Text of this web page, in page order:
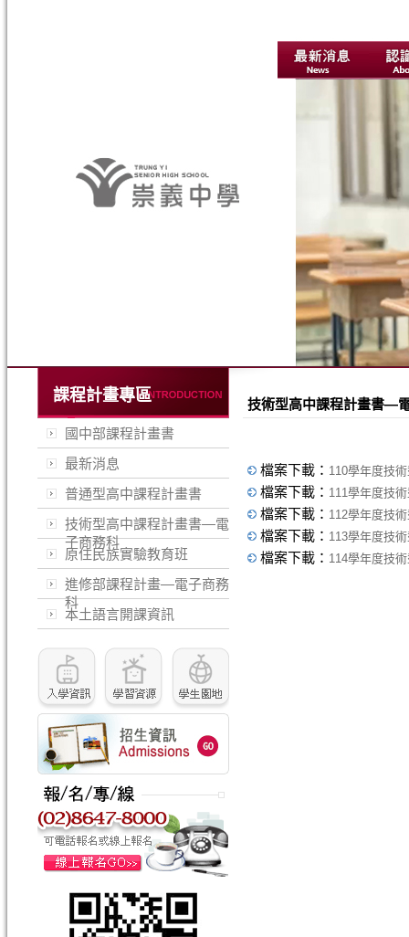
課程計畫專區
國中部課程計畫書
最新消息
普通型高中課程計畫書
技術型高中課程計畫書—電
子商務科
原住民族實驗教育班
進修部課程計畫—電子商務
科
本土語言開課資訊
技術型高中課程計畫書—
檔案下載： 110學年度技
檔案下載： 111學年度技
檔案下載： 112學年度技
檔案下載： 113學年度技
檔案下載： 114學年度技